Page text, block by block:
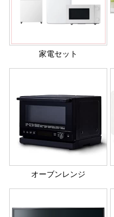
家電セット
オーブンレンジ